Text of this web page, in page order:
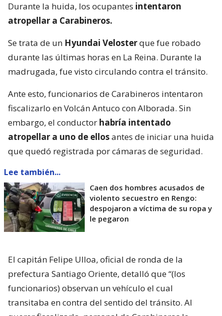
Durante la huida, los ocupantes intentaron
atropellar a Carabineros.
Se trata de un Hyundai Velosterque fue robado
durante las últimas horas en La Reina. Durante la
madrugada, fue visto circulando contra el tránsito.
Ante esto, funcionarios de Carabineros intentaron
fiscalizarlo en Volcán Antuco con Alborada. Sin
embargo, el conductor habría intentado
atropellar a uno de ellosantes de iniciar una huida
que quedó registrada por cámaras de seguridad.
Lee también...
Caen dos hombres acusados de
violento secuestro en Rengo:
despojaron a víctima de su ropa y
le pegaron
El capitán Felipe Ulloa, oficial de ronda de la
prefectura Santiago Oriente, detalló que “(los
funcionarios) observan un vehículo el cual
transitaba en contra del sentido del tránsito. Al